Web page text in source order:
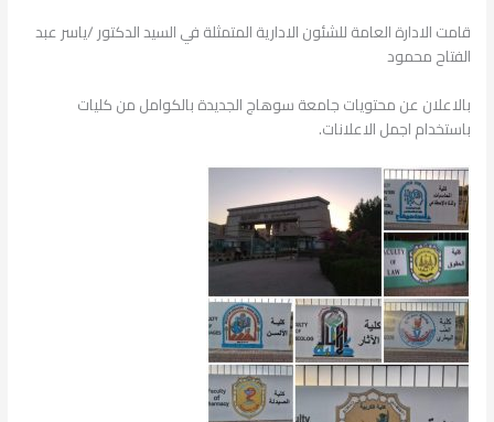
قامت الادارة العامة للشئون الادارية المتمثلة في السيد الدكتور /ياسر عبد
الفتاح محمود
بالاعلان عن محتويات جامعة سوهاج الجديدة بالكوامل من كليات
باستخدام اجمل الاعلانات.